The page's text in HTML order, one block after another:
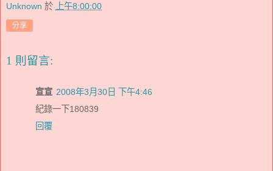
Unknown 於 上午8:00:00
分享
1 則留言:
宣宣 2008年3月30日 下午4:46
紀錄一下180839
回覆